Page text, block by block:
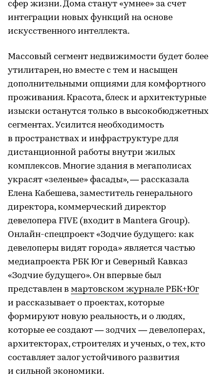
сфер жизни. Дома станут «умнее» за счет
интеграции новых функций на основе
искусственного интеллекта.
Массовый сегмент недвижимости будет более
утилитарен, но вместе с тем и насыщен
дополнительными опциями для комфортного
проживания. Красота, блеск и архитектурные
изыски останутся только в высокобюджетных
сегментах. Усилится необходимость
в пространствах и инфраструктуре для
дистанционной работы внутри жилых
комплексов. Многие здания в мегаполисах
украсят «зеленые» фасады», — рассказала
Елена Кабешева, заместитель генерального
директора, коммерческий директор
девелопера FIVE (входит в Mantera Group).
Онлайн-спецпроект «Зодчие будущего: как
девелоперы видят города» является частью
медиапроекта РБК Юг и Северный Кавказ
«Зодчие будущего». Он впервые был
представлен в мартовском журнале РБК+Юг
и рассказывает о проектах, которые
формируют новую реальность, и о людях,
которые ее создают — зодчих — девелоперах,
архитекторах, строителях и ученых, о тех, кто
составляет залог устойчивого развития
и сильной экономики.